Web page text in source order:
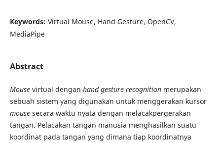
Keywords: Virtual Mouse, Hand Gesture, OpenCV,
MediaPipe
Abstract
Mousevirtual dengan hand gesture recognitionmerupakan
sebuah sistem yang digunakan untuk menggerakan kursor
mousesecara waktu nyata dengan melacakpergerakan
tangan. Pelacakan tangan manusia menghasilkan suatu
koordinat pada tangan yang dimana tiap koordinatnya